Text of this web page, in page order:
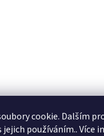
cookie. Dalším
jejich používáním.. Více